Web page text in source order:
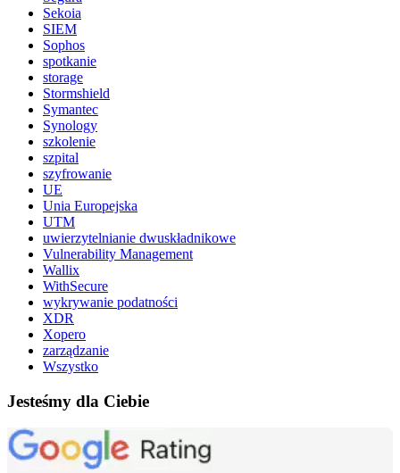
Sekoia
SIEM
Sophos
spotkanie
storage
Stormshield
Symantec
Synology
szkolenie
szpital
szyfrowanie
UE
Unia Europejska
UTM
uwierzytelnianie dwuskładnikowe
Vulnerability Management
Wallix
WithSecure
wykrywanie podatności
XDR
Xopero
zarządzanie
Wszystko
Jesteśmy dla Ciebie